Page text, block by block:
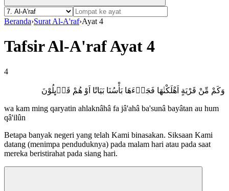
Beranda›Surat Al-A'raf›Ayat 4
Tafsir Al-A'raf Ayat 4
4
وَكَمْ مِّنْ قَرْيَةٍ اَهْلَكْنٰهَا فَجَاۤءَهَا بَأْسُنَا بَيَاتًا اَوْ هُمْ قَاۤىِٕلُوْنَ
wa kam ming qaryatin ahlaknâhâ fa jâ'ahâ ba'sunâ bayâtan au hum
qâ'ilûn
Betapa banyak negeri yang telah Kami binasakan. Siksaan Kami
datang (menimpa penduduknya) pada malam hari atau pada saat
mereka beristirahat pada siang hari.